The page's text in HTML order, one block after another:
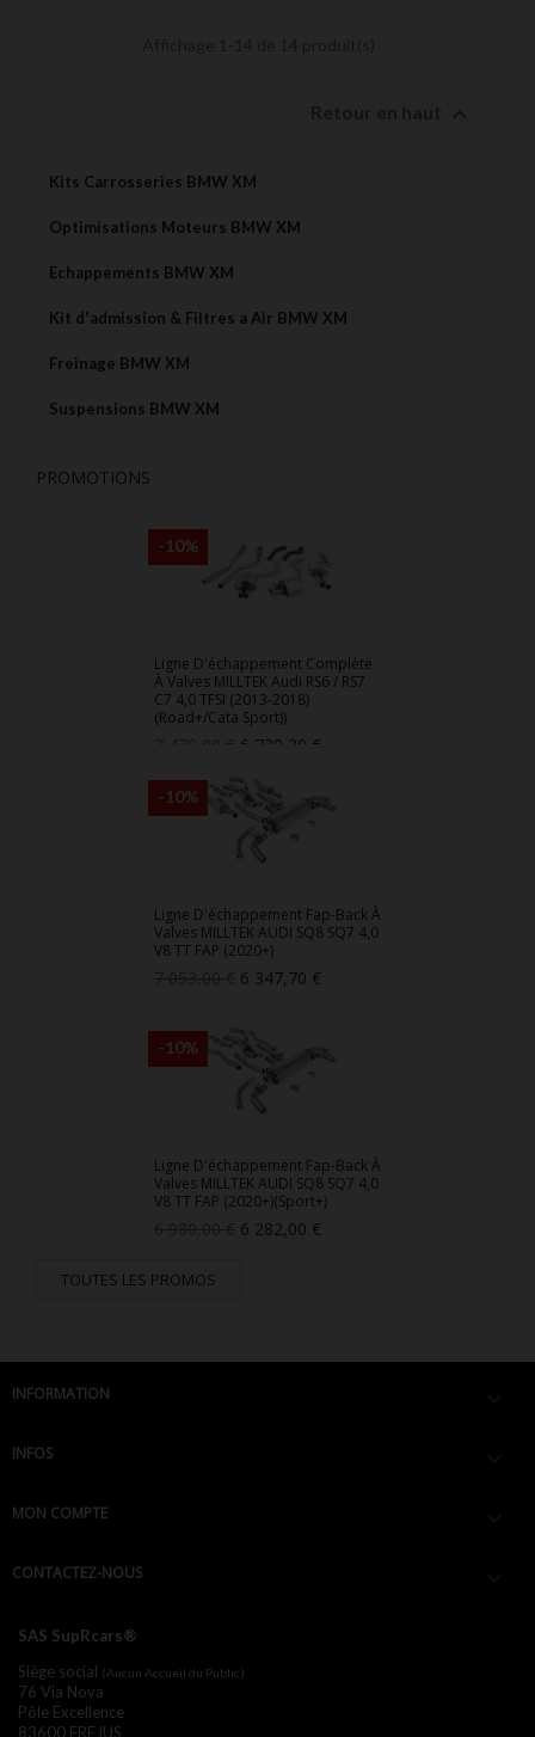
Kits Carrosseries BMW XM
Optimisations Moteurs BMW XM
Echappements BMW XM
Kit d'admission & Filtres a Air BMW XM
Freinage BMW XM
Suspensions BMW XM
PROMOTIONS
Ligne D'échappement Complète
À Valves MILLTEK Audi RS6 / RS7
C7 4,0 TFSI (2013-2018)
(Road+/Cata Sport))
base
Prix
6 730,20 €
-10%
Ligne D'échappement Fap-Back À
Valves MILLTEK AUDI SQ8 SQ7 4,0
V8 TT FAP (2020+)
Prix
6 347,70 €
-10%
Ligne D'échappement Fap-Back À
Valves MILLTEK AUDI SQ8 SQ7 4,0
V8 TT FAP (2020+)(Sport+)
base
Prix
6 282,00 €
-10%
TOUTES LES PROMOS
INFORMATION
INFOS
MON COMPTE
CONTACTEZ-NOUS
SAS SupRcars®
Siège social (Aucun Accueil du Public)
76 Via Nova
Pôle Excellence
83600 FREJUS